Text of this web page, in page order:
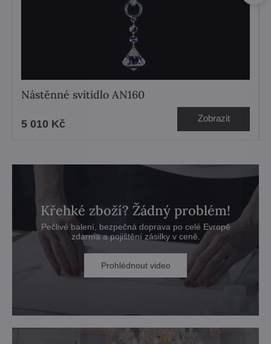
Nástěnné svítidlo AN160
5 010 Kč Zobrazit
Křehké zboží? Žádný problém!
Pečlivé balení, bezpečná doprava po celé Evropě
zdarma a pojištění zásilky v ceně.
Prohlédnout video